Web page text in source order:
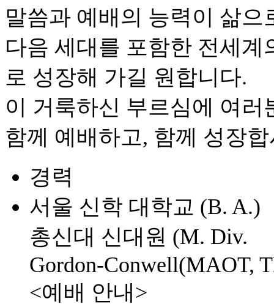
말씀과 예배의 능력이 삶으
다음 세대를 포함한 전세
로 성장해 가길 원합니다.
이 거룩하신 부르심에 여러
함께 예배하고, 함께 성장
경력
서울 신학 대학교 (B. A.)
총신대 신대원 (M. Div.
Gordon-Conwell(MAOT,
<예배 안내>